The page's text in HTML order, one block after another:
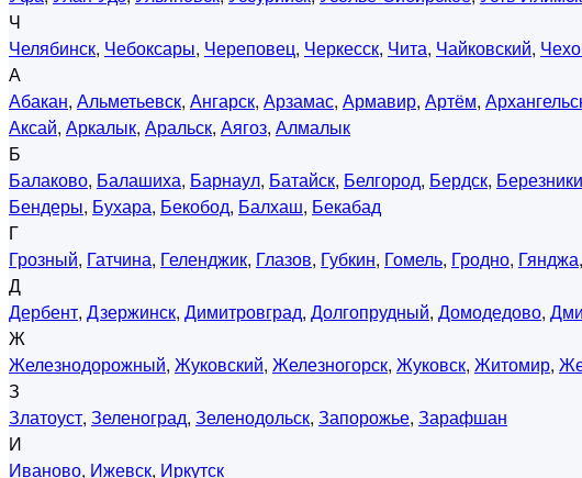
Ч
Челябинск, Чебоксары, Череповец, Черкесск, Чита, Чайковский,
А
Абакан, Альметьевск, Ангарск, Арзамас, Армавир, Артём,
Аксай, Аркалык, Аральск, Аягоз, Алмалык
Б
Балаково, Балашиха, Барнаул, Батайск, Белгород, Бердск, Березники
Бендеры, Бухара, Бекобод, Балхаш, Бекабад
Г
Грозный, Гатчина, Геленджик, Глазов, Губкин, Гомель, Гродно, Гянджа,
Д
Дербент, Дзержинск, Димитровград, Долгопрудный, Домодедово,
Ж
Железнодорожный, Жуковский, Железногорск, Жуковск, Житомир,
З
Златоуст, Зеленоград, Зеленодольск, Запорожье, Зарафшан
И
Иваново, Ижевск, Иркутск